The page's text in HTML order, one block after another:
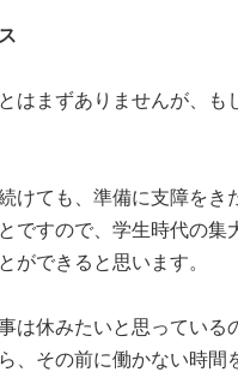
はまずありませんが、も
けても、準備に支障を
ですので、学生時代の集
ができると思います。
は休みたいと思ってい
、その前に働かない時